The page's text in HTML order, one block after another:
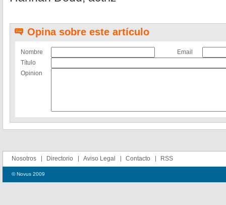
Opina sobre este artículo
Nombre
Email
Título
Opinion
Nosotros Directorio Aviso Legal Contacto RSS
© Novus 2009